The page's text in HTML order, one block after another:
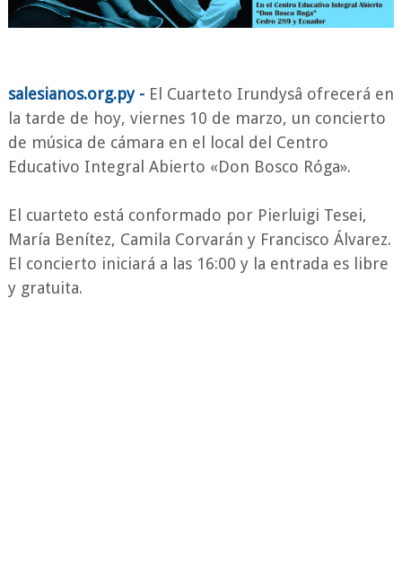
salesianos.org.py -El Cuarteto Irundysâ ofrecerá en
la tarde de hoy, viernes 10 de marzo, un concierto
de música de cámara en el local del Centro
Educativo Integral Abierto «Don Bosco Róga».
El cuarteto está conformado por Pierluigi Tesei,
María Benítez, Camila Corvarán y Francisco Álvarez.
El concierto iniciará a las 16:00 y la entrada es libre
y gratuita.